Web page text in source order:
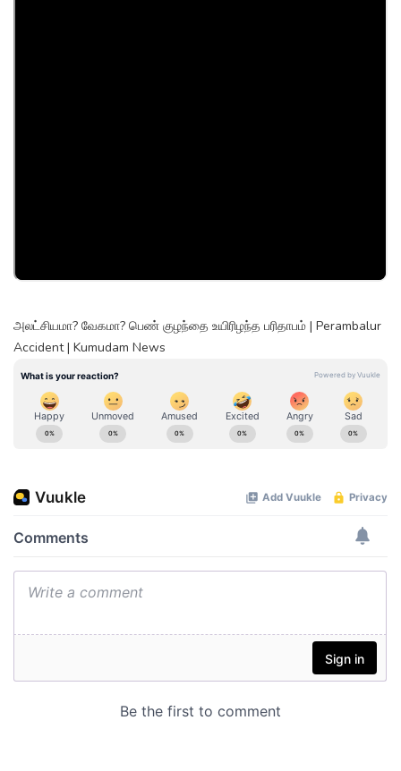
அலட்சியமா? வேகமா? பெண் குழந்தை உயிரிழந்த பரிதாபம் | Perambalur
Accident | Kumudam News